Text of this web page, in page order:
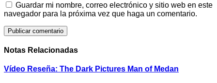
Guardar mi nombre, correo electrónico y sitio web en este
navegador para la próxima vez que haga un comentario.
Notas Relacionadas
Vídeo Reseña: The Dark Pictures Man of Medan